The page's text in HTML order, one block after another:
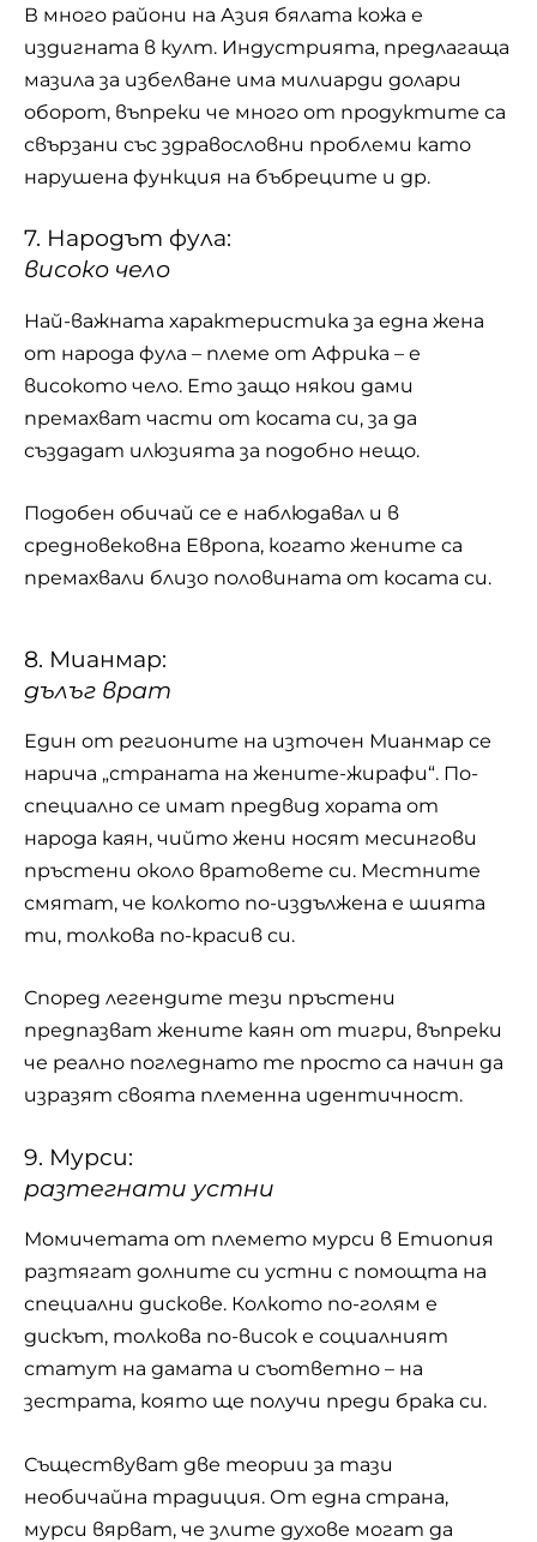
В много райони на Азия бялата кожа е
издигната в култ. Индустрията, предлагаща
мазила за избелване има милиарди долари
оборот, въпреки че много от продуктите са
свързани със здравословни проблеми като
нарушена функция на бъбреците и др.
7. Народът фула:
високо чело
Най-важната характеристика за една жена
от народа фула – племе от Африка – е
високото чело. Ето защо някои дами
премахват части от косата си, за да
създадат илюзията за подобно нещо.
Подобен обичай се е наблюдавал и в
средновековна Европа, когато жените са
премахвали близо половината от косата си.
8. Мианмар:
дълъг врат
Един от регионите на източен Мианмар се
нарича „страната на жените-жирафи“. По-
специално се имат предвид хората от
народа каян, чийто жени носят месингови
пръстени около вратовете си. Местните
смятат, че колкото по-издължена е шията
ти, толкова по-красив си.
Според легендите тези пръстени
предпазват жените каян от тигри, въпреки
че реално погледнато те просто са начин да
изразят своята племенна идентичност.
9. Мурси:
разтегнати устни
Момичетата от племето мурси в Етиопия
разтягат долните си устни с помощта на
специални дискове. Колкото по-голям е
дискът, толкова по-висок е социалният
статут на дамата и съответно – на
зестрата, която ще получи преди брака си.
Съществуват две теории за тази
необичайна традиция. От една страна,
мурси вярват, че злите духове могат да